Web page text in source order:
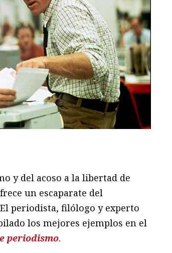
y del acoso a la libertad de
un escaparate del
periodista, filólogo y experto
los mejores ejemplos en el
periodismo.